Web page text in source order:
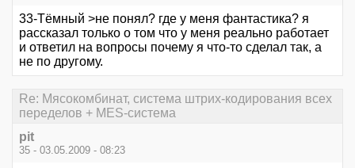
33-Тёмный >не понял? где у меня фантастика? я
рассказал только о том что у меня реально работает
и ответил на вопросы почему я что-то сделал так, а
не по другому.
Re: Мясокомбинат, система штрих-кодирования всех
переделов + MES-система
pit
35 - 03.05.2009 - 08:23